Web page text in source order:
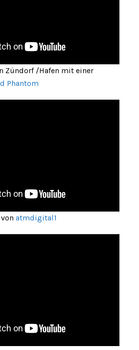
Zündorf /Hafen mit einer
Phantom
atmdigital1